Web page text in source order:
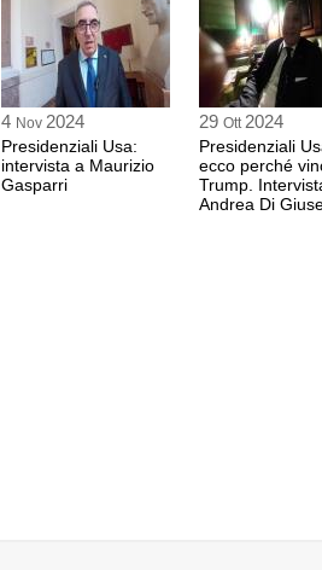
4 Nov 2024
Presidenziali Usa:
intervista a Maurizio
Gasparri
29 Ott 2024
Presidenziali
ecco perché
Trump.
Andrea Di